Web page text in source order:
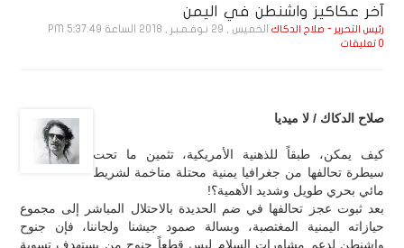
آخر عكاكيز واشنطن في اليمن
رئيس التحرير - صلاح الدكاك الخميس , 29 نـوفـمـبـر , 2018 الساعة 5:37:49 PM
0 تعليقات
صلاح الدكاك / لا ميديا
كيف يمكن، طبقاً للذهنية الأمريكية، تثمين ما تحت
سيطرة تحالفها من جغرافيا يمنية محتلة متاخمة لشريط
مائي بحري طويل وشديد الأهمية؟!
بعد ثبوت عجز تحالفها في ضم الحديدة بالاحتلال المباشر إلى مجموع
حيازاته اليمنية المغتصبة، وبسالة صمود جيشنا ولجاننا، فإن جنوح
واشنطن لدعم مشاورات السلام ليس قطعاً جنوح من يستهدف تسوية